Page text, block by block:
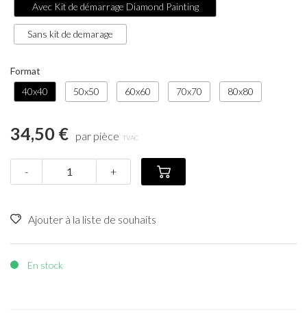
Avec Kit de démarrage Diamond Painting
Sans kit de demarage
Format
40x40
50x50 60x60 70x70 80x80
34,50 € par pièce TVAC
- +
Ajouter à la liste de souhaits
En stock